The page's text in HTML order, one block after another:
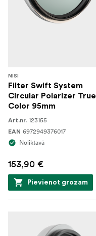
NISI
Filter Swift System
Circular Polarizer True
Color 95mm
Art.nr. 123155
EAN 6972949376017
Noliktavā
153,90 €
Pievienot grozam